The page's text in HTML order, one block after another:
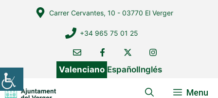
Carrer Cervantes, 10 - 03770 El Verger
+34 965 75 01 25
Valenciano EspañolInglés
Menu